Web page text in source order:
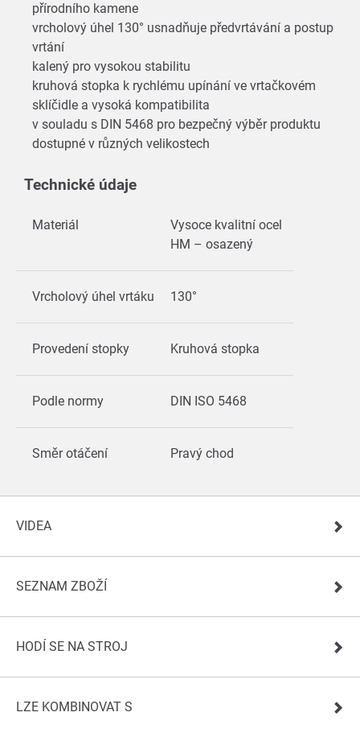
přírodního kamene
vrcholový úhel 130° usnadňuje předvrtávání a postup
vrtání
kalený pro vysokou stabilitu
kruhová stopka k rychlému upínání ve vrtačkovém
sklíčidle a vysoká kompatibilita
v souladu s DIN 5468 pro bezpečný výběr produktu
dostupné v různých velikostech
Technické údaje
Materiál
Vysoce kvalitní ocel
HM – osazený
Vrcholový úhel vrtáku 130°
Provedení stopky Kruhová stopka
Podle normy DIN ISO 5468
Směr otáčení Pravý chod
VIDEA
SEZNAM ZBOŽÍ
HODÍ SE NA STROJ
LZE KOMBINOVAT S